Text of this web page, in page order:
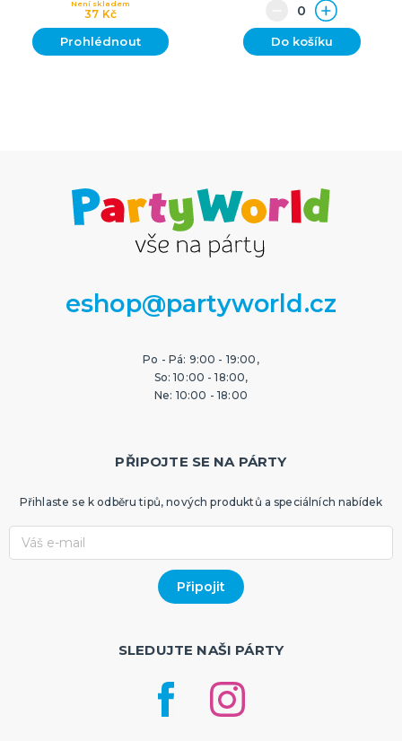
37 Kč
Není skladem
Prohlédnout Do košíku
eshop@partyworld.cz
Po - Pá: 9:00 - 19:00,
So: 10:00 - 18:00,
Ne: 10:00 - 18:00
PŘIPOJTE SE NA PÁRTY
Přihlaste se k odběru tipů, nových produktů a speciálních nabídek
SLEDUJTE NAŠI PÁRTY